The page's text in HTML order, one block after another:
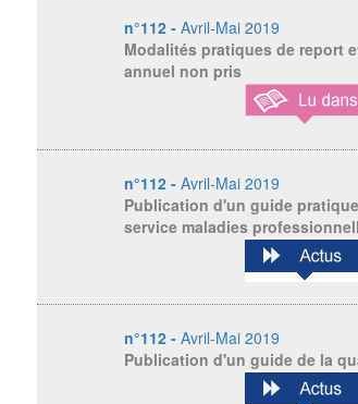
n°112 - Avril-Mai 2019
Modalités pratiques de report
annuel non pris
n°112 - Avril-Mai 2019
Publication d'un guide
service maladies
n°112 - Avril-Mai 2019
Publication d'un guide de la